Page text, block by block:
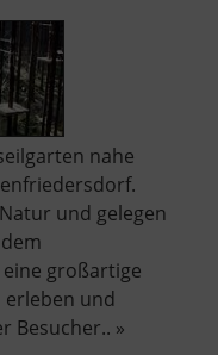
nahe
und gelegen
großartige
erleben und
Besucher.. »